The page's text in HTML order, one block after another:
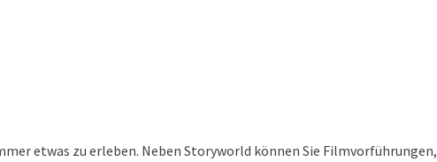
etwas zu erleben. Neben Storyworld können Sie Filmvorführungen,